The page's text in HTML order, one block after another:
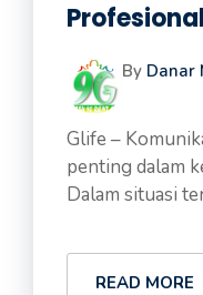
By Danar
Glife –
penting dalam
Dalam situasi
READ MORE